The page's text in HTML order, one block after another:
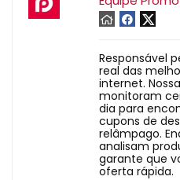
Responsável
real das
internet.
monitoram
dia para
cupons de
relâmpago.
analisam
garante que
oferta rápida.